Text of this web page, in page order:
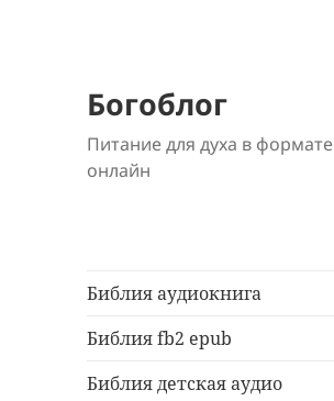
Богоблог
Питание для духа в формате
онлайн
Библия аудиокнига
Библия fb2 epub
Библия детская аудио